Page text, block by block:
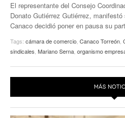
El representante del Consejo
Donato Gutiérrez Gutiérrez,
Canaco decidió poner en pausa su
Tags: cámara de comercio Canaco Torreón
sindicales Mariano Serna organismo
MÁS